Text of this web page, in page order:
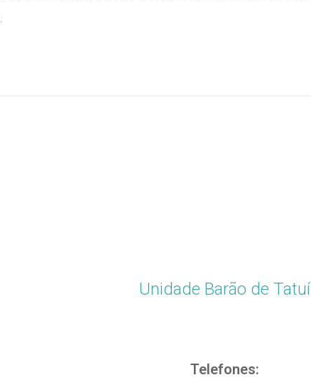
Unidade Barão de Tatuí
Telefones: